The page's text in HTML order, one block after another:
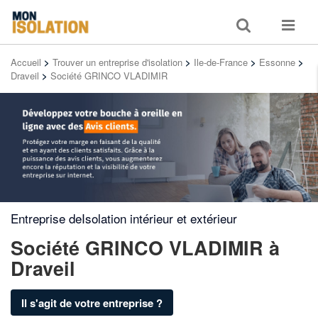
Toggle
search
Toggle
Accueil > Trouver un entreprise d'isolation > Ile-de-France > Essonne >
Draveil > Société GRINCO VLADIMIR
Entreprise deIsolation intérieur et extérieur
Société GRINCO VLADIMIR à
Draveil
Il s'agit de votre entreprise ?